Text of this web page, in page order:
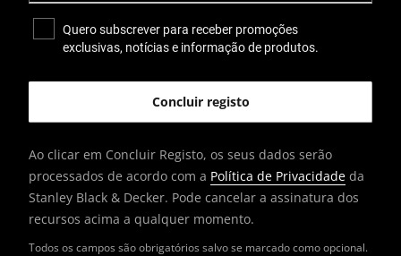
Todos os campos são obrigatórios salvo se marcado como opcional.
Quero subscrever para receber promoções
exclusivas, notícias e informação de produtos.
Ao clicar em Concluir Registo, os seus dados serão
processados de acordo com a Política de Privacidade da
Stanley Black & Decker. Pode cancelar a assinatura dos
recursos acima a qualquer momento.